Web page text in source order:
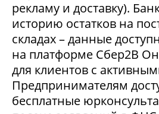
рекламу и доставку).
историю остатков на
складах – данные
на платформе Сбер2В
для клиентов с
Предпринимателям
бесплатные